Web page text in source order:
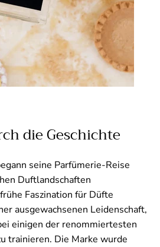
die Geschichte
seine Parfümerie-Reise
Duftlandschaften
Faszination für Düfte
ausgewachsenen Leidenschaft,
einigen der renommiertesten
trainieren. Die Marke wurde